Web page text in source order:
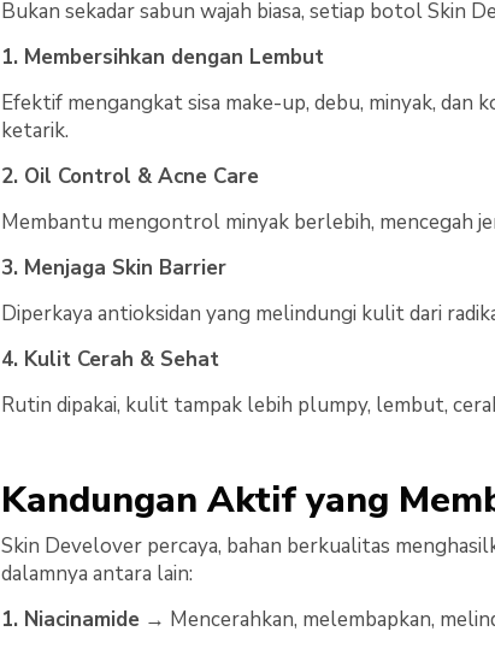
Bukan sekadar sabun wajah biasa, setiap botol Skin
1. Membersihkan dengan Lembut
Efektif mengangkat sisa make-up, debu, minyak,
ketarik.
2. Oil Control & Acne Care
Membantu mengontrol minyak berlebih, mencegah
3. Menjaga Skin Barrier
Diperkaya antioksidan yang melindungi kulit dari
4. Kulit Cerah & Sehat
Rutin dipakai, kulit tampak lebih plumpy, lembut,
Kandungan Aktif yang
Skin Develover percaya, bahan berkualitas
dalamnya antara lain:
1. Niacinamide → Mencerahkan, melembapkan,